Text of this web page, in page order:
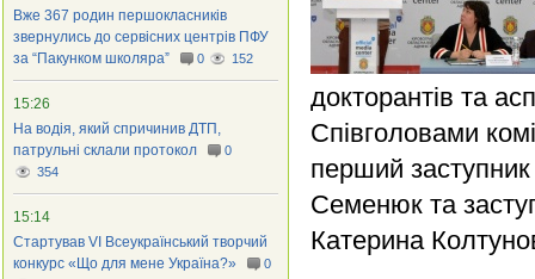
докторантів та
Співголовами
перший заступник
Семенюк та
Катерина
Вже 367 родин першокласників
звернулись до сервісних центрів ПФУ
за “Пакунком школяраˮ
0 152
15:26
На водія, який спричинив ДТП,
патрульні склали протокол
0
354
15:14
Стартував VI Всеукраїнський творчий
конкурс «Що для мене Україна?»
0